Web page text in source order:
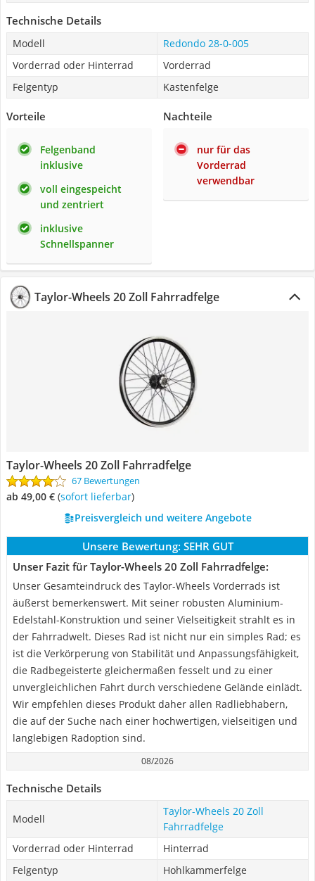
Technische Details
Modell
Redondo 28-0-005
Vorderrad oder Hinterrad
Vorderrad
Felgentyp
Kastenfelge
Vorteile
Felgenband
inklusive
voll eingespeicht
und zentriert
inklusive
Schnellspanner
Nachteile
nur für das
Vorderrad
verwendbar
Taylor-Wheels 20 Zoll Fahrradfelge
Taylor-Wheels 20 Zoll Fahrradfelge
67 Bewertungen
ab 49,00 € ( Sofort lieferbar)
Preisvergleich und weitere Angebote
Unsere Bewertung: SEHR GUT
Unser Fazit für Taylor-Wheels 20 Zoll Fahrradfelge:
Unser Gesamteindruck des Taylor-Wheels Vorderrads ist
äußerst bemerkenswert. Mit seiner robusten Aluminium-
Edelstahl-Konstruktion und seiner Vielseitigkeit strahlt es in
der Fahrradwelt. Dieses Rad ist nicht nur ein simples Rad; es
ist die Verkörperung von Stabilität und Anpassungsfähigkeit,
die Radbegeisterte gleichermaßen fesselt und zu einer
unvergleichlichen Fahrt durch verschiedene Gelände einlädt.
Wir empfehlen dieses Produkt daher allen Radliebhabern,
die auf der Suche nach einer hochwertigen, vielseitigen und
langlebigen Radoption sind.
08/2026
Technische Details
Modell
Taylor-Wheels 20 Zoll
Fahrradfelge
Vorderrad oder Hinterrad
Hinterrad
Felgentyp
Hohlkammerfelge